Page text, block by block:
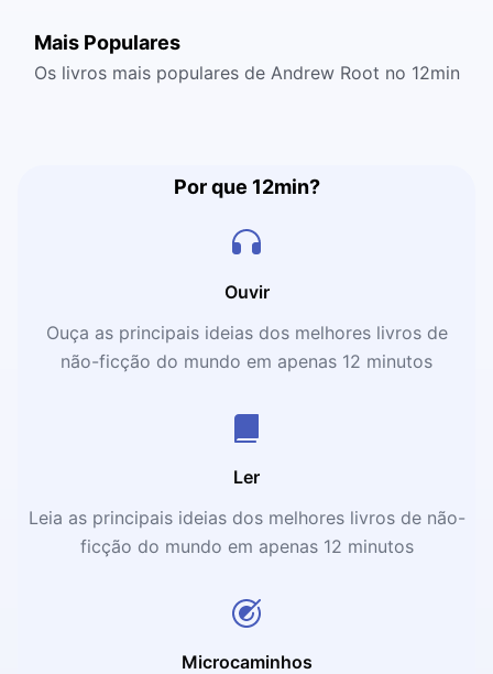
Mais Populares
Os livros mais populares de Andrew Root no 12min
Por que 12min?
Ouvir
Ouça as principais ideias dos melhores livros de
não-ficção do mundo em apenas 12 minutos
Ler
Leia as principais ideias dos melhores livros de não-
ficção do mundo em apenas 12 minutos
Microcaminhos